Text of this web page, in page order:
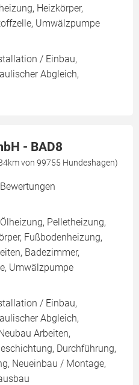
Heizkörper,
Umwälzpumpe
/ Einbau,
Abgleich,
- BAD8
von 99755 Hundeshagen)
Pelletheizung,
Fußbodenheizung,
Badezimmer,
Umwälzpumpe
/ Einbau,
Abgleich,
Arbeiten,
Durchführung,
Neueinbau / Montage,